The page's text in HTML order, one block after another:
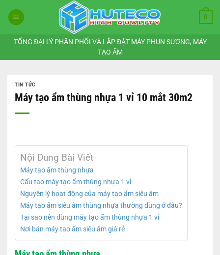
qua
dung
0
TỔNG ĐẠI LÝ PHÂN PHỐI VÀ LẮP ĐẶT MÁY PHUN SƯƠNG, MÁY
TẠO ẨM
TIN TỨC
Máy tạo ẩm thùng nhựa 1 vỉ 10 mắt 30m2
Nội Dung Bài Viết
Máy tạo ẩm thùng nhựa
Cấu tạo máy tạo ẩm thùng nhựa 1 vỉ
Nguyên lý hoạt động của máy tạo ẩm siêu âm
Máy tạo ẩm siêu âm thùng nhựa thường dùng ở đâu?
Tại sao nên dùng máy tạo ẩm thùng nhựa 1 vỉ
Nơi bán máy tạo ẩm siêu âm giá rẻ